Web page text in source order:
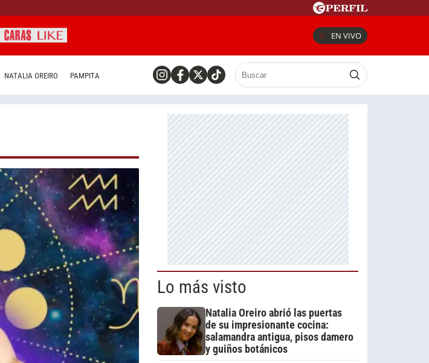
EN VIVO
NATALIA OREIRO PAMPITA
Lo más visto
Natalia Oreiro abrió las puertas
de su impresionante cocina:
salamandra antigua, pisos damero
y guiños botánicos